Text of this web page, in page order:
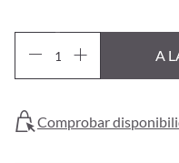
A
Comprobar